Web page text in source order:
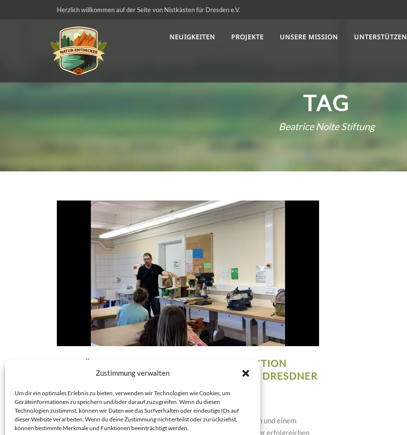
Zustimmung verwalten
Um dir ein optimales Erlebnis zu bieten, verwenden wir Technologien wie Cookies, um
Geräteinformationen zu speichern und/oder darauf zuzugreifen. Wenn du diesen
Technologien zustimmst, können wir Daten wie das Surfverhalten oder eindeutige IDs auf
dieser Website verarbeiten. Wenn du deine Zustimmung nicht erteilst oder zurückziehst,
können bestimmte Merkmale und Funktionen beeinträchtigt werden.
Herzlich willkommen auf der Seite von Nistkästen für Dresden e.V.
NEUIGKEITEN PROJEKTE UNSERE MISSION UNTERSTÜTZEN
TAG
Beatrice Nolte Stiftung
VORLÄUFIGE BEENDIGUNG UNSERER AKTION
SPATZENNEST – NATURPÄDAGOGIK FÜR DRESDNER
KITAS
04 Aug. 2024
Liebe Unterstützerinnen und Unterstützer, mit einem weinenden und einem
lachenden Auge verkünden wir die vorläufige Beendigung unserer erfolgreichen